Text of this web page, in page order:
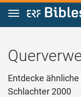
Zum Inhalt springen
Entdecke
Schlachter 2000